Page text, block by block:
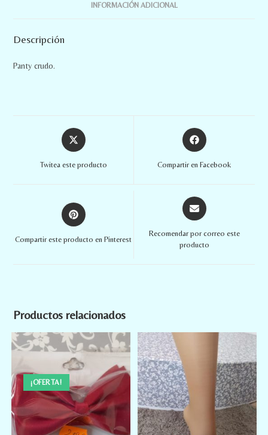
INFORMACIÓN ADICIONAL
Descripción
Panty crudo.
Twitea este producto Compartir en Facebook
Compartir este producto en Pinterest
Recomendar por correo este
producto
Productos relacionados
¡OFERTA!